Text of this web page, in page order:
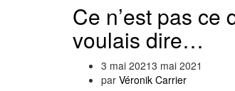
Ce n’est pas ce
voulais dire…
3 mai 20213 mai 2021
par Véronik Carrier